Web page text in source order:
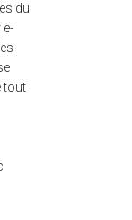
du
e-
tout